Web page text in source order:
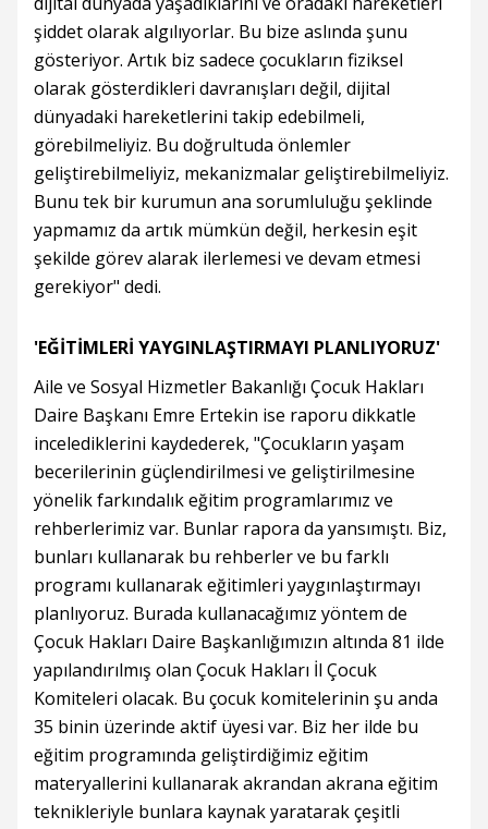
şiddet olarak algılıyorlar. Bu bize aslında şunu
gösteriyor. Artık biz sadece çocukların fiziksel
olarak gösterdikleri davranışları değil, dijital
dünyadaki hareketlerini takip edebilmeli,
görebilmeliyiz. Bu doğrultuda önlemler
geliştirebilmeliyiz, mekanizmalar geliştirebilmeliyiz.
Bunu tek bir kurumun ana sorumluluğu şeklinde
yapmamız da artık mümkün değil, herkesin eşit
şekilde görev alarak ilerlemesi ve devam etmesi
gerekiyor" dedi.
'EĞİTİMLERİ YAYGINLAŞTIRMAYI PLANLIYORUZ'
Aile ve Sosyal Hizmetler Bakanlığı Çocuk Hakları
Daire Başkanı Emre Ertekin ise raporu dikkatle
incelediklerini kaydederek, "Çocukların yaşam
becerilerinin güçlendirilmesi ve geliştirilmesine
yönelik farkındalık eğitim programlarımız ve
rehberlerimiz var. Bunlar rapora da yansımıştı. Biz,
bunları kullanarak bu rehberler ve bu farklı
programı kullanarak eğitimleri yaygınlaştırmayı
planlıyoruz. Burada kullanacağımız yöntem de
Çocuk Hakları Daire Başkanlığımızın altında 81 ilde
yapılandırılmış olan Çocuk Hakları İl Çocuk
Komiteleri olacak. Bu çocuk komitelerinin şu anda
35 binin üzerinde aktif üyesi var. Biz her ilde bu
eğitim programında geliştirdiğimiz eğitim
materyallerini kullanarak akrandan akrana eğitim
teknikleriyle bunlara kaynak yaratarak çeşitli